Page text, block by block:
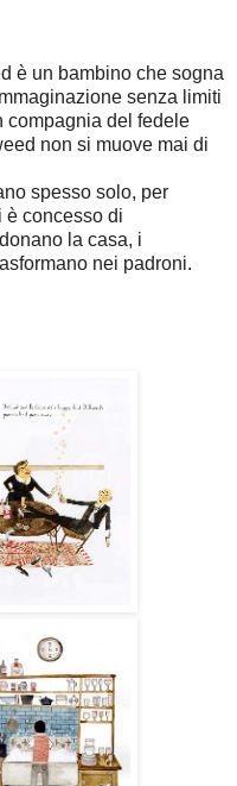
è un bambino che sogna
senza limiti
compagnia del fedele
non si muove mai di
spesso solo, per
è concesso di
la casa, i
nei padroni.